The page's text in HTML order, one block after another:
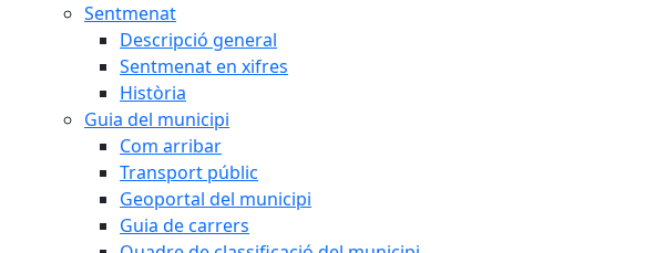
Sentmenat
Descripció general
Sentmenat en xifres
Història
Guia del municipi
Com arribar
Transport públic
Geoportal del municipi
Guia de carrers